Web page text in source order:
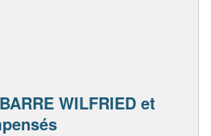
WILFRIED et